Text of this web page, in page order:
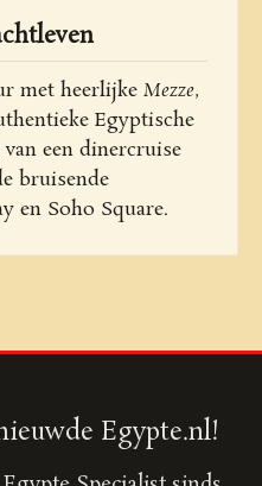
met heerlijke Mezze,
Egyptische
een dinercruise
bruisende
en Soho Square.
Egypte.nl!